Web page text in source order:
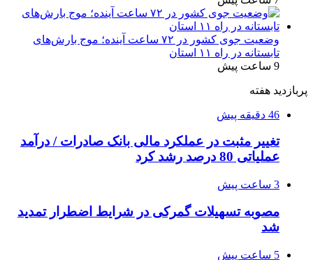
وضعیت جوی کشور در ۷۲ ساعت آینده؛ موج بارش‌های
تابستانه در راه ۱۱ استان
9 ساعت پیش
پربازدید هفته
46 دقیقه پیش
تغییر مثبت در عملکرد مالی بانک صادرات / درآمد
عملیاتی 80 درصد رشد کرد
3 ساعت پیش
مصوبه تسهیلات گمرکی در شرایط اضطرار تمدید
شد
5 ساعت پیش